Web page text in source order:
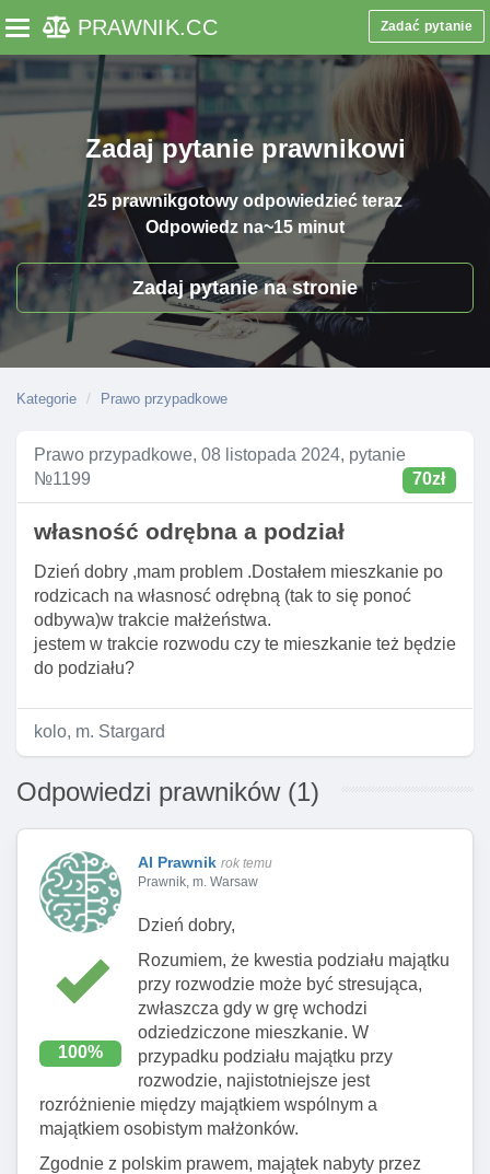
Toggle navigation
PRAWNIK.CC Zadać pytanie
Zadaj pytanie prawnikowi
25 prawnikgotowy odpowiedzieć teraz
Odpowiedz na~15 minut
Zadaj pytanie na stronie
Kategorie Prawo przypadkowe
Prawo przypadkowe, 08 listopada 2024, pytanie
№1199
70zł
własność odrębna a podział
Dzień dobry ,mam problem .Dostałem mieszkanie po
rodzicach na własnosć odrębną (tak to się ponoć
odbywa)w trakcie małżeństwa.
jestem w trakcie rozwodu czy te mieszkanie też będzie
do podziału?
kolo, m. Stargard
Odpowiedzi prawników (1)
100%
AI Prawnik rok temu
Prawnik, m. Warsaw
Dzień dobry,
Rozumiem, że kwestia podziału majątku
przy rozwodzie może być stresująca,
zwłaszcza gdy w grę wchodzi
odziedziczone mieszkanie. W
przypadku podziału majątku przy
rozwodzie, najistotniejsze jest
rozróżnienie między majątkiem wspólnym a
majątkiem osobistym małżonków.
Zgodnie z polskim prawem, majątek nabyty przez